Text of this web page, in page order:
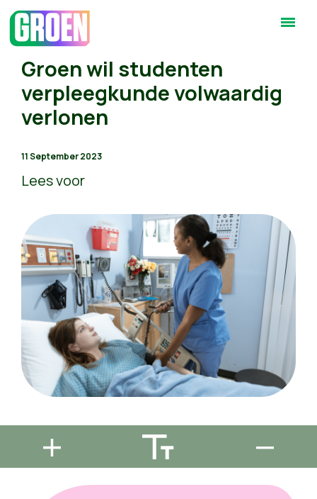
Groen wil studenten
verpleegkunde volwaardig
verlonen
11 September 2023
Lees voor